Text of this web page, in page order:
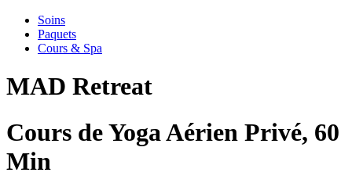
Soins
Paquets
Cours & Spa
MAD Retreat
Cours de Yoga Aérien Privé, 60
Min